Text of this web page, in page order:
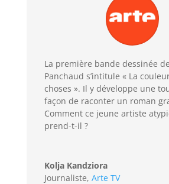
La première bande dessinée
Panchaud s’intitule « La
choses ». Il y développe une
façon de raconter un roman
Comment ce jeune artiste
prend-t-il ?
Kolja Kandziora
Journaliste, Arte TV